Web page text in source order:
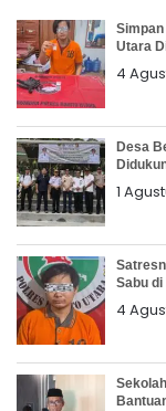
Utara
4
Desa
1
Sabu di
4